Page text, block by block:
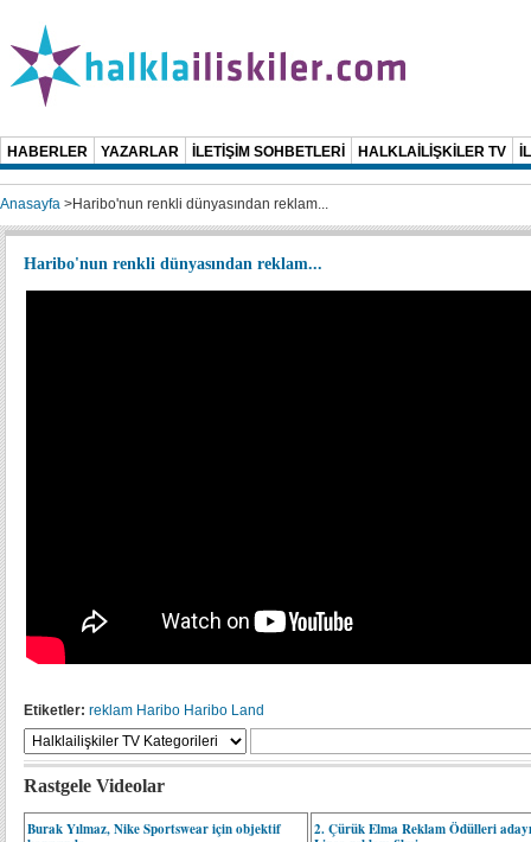
HABERLER YAZARLAR İLETİŞİM SOHBETLERİ HALKLAİLİŞKİLER TV
Anasayfa >Haribo'nun renkli dünyasından reklam...
Haribo'nun renkli dünyasından reklam...
Etiketler: reklam Haribo Haribo Land
Rastgele Videolar
Burak Yılmaz, Nike Sportswear için objektif
2. Çürük Elma Reklam Ödülleri